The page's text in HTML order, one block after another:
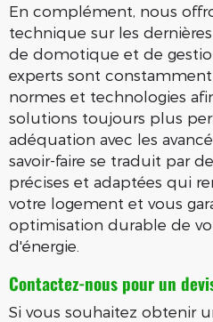
En complément, nous
technique sur les
de domotique et de
experts sont
normes et technologies
solutions toujours plus
adéquation avec les
savoir-faire se traduit par
précises et adaptées qui
votre logement et vous
optimisation durable de
d'énergie.
Contactez-nous pour un
Si vous souhaitez obtenir